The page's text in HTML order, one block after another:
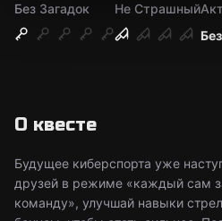
Без Загадок
Не Страшный
О квесте
Будущее киберспорта уже
друзей в режиме «каждый сам
команду», улучшай навыки